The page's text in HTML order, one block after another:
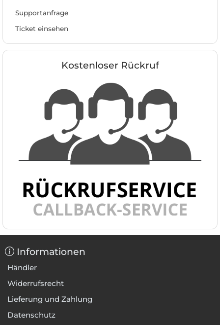
Supportanfrage
Ticket einsehen
Kostenloser Rückruf
Informationen
Händler
Widerrufsrecht
Lieferung und Zahlung
Datenschutz